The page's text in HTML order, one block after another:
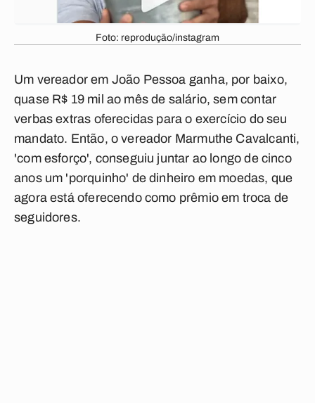
Foto: reprodução/instagram
Um vereador em João Pessoa ganha, por baixo,
quase R$ 19 mil ao mês de salário, sem contar
verbas extras oferecidas para o exercício do seu
mandato. Então, o vereador Marmuthe Cavalcanti,
'com esforço', conseguiu juntar ao longo de cinco
anos um 'porquinho' de dinheiro em moedas, que
agora está oferecendo como prêmio em troca de
seguidores.